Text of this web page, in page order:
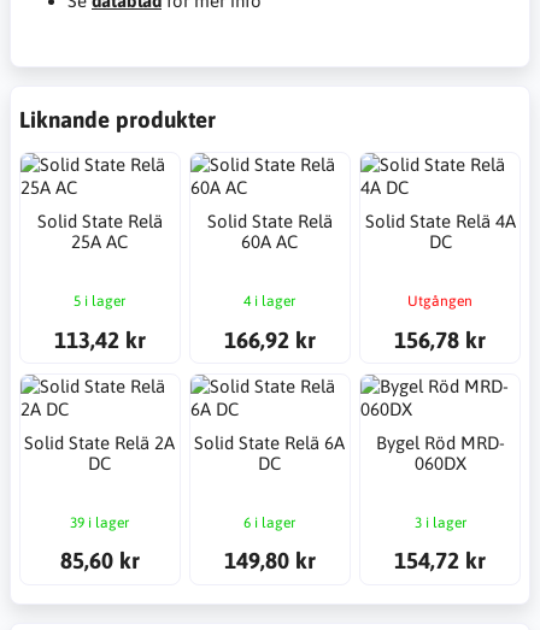
Liknande produkter
Solid State Relä
25A AC
5 i lager
113,42 kr
Solid State Relä
60A AC
4 i lager
166,92 kr
Solid State Relä 4A
DC
Utgången
156,78 kr
Solid State Relä 2A
DC
39 i lager
85,60 kr
Solid State Relä 6A
DC
6 i lager
149,80 kr
Bygel Röd MRD-
060DX
3 i lager
154,72 kr